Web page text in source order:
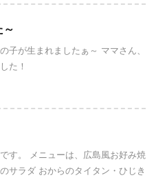
子が生まれましたぁ～ ママさん、
た！
す。 メニューは、広島風お好み焼
サラダ おからのタイタン・ひじき